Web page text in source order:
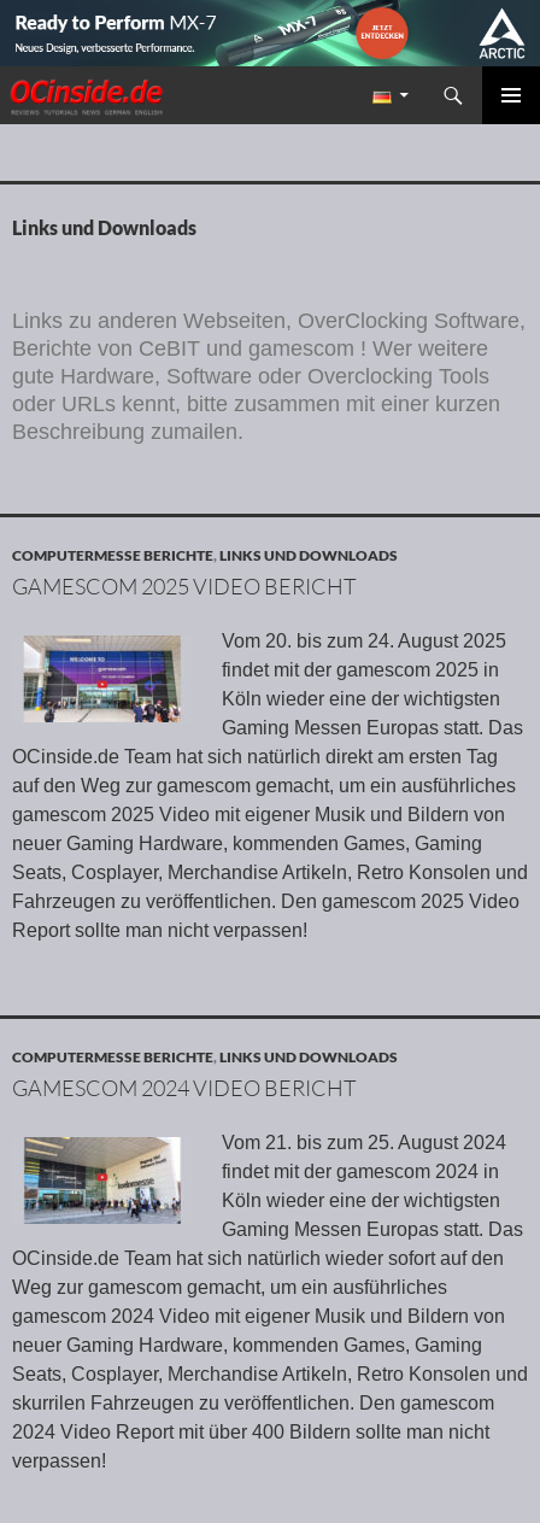
Redaktion ocinside.de PC Hardware Portal
Suchen
ZUM INHALT SPRINGEN
Links und Downloads
Links zu anderen Webseiten, OverClocking Software,
Berichte von CeBIT und gamescom ! Wer weitere
gute Hardware, Software oder Overclocking Tools
oder URLs kennt, bitte zusammen mit einer kurzen
Beschreibung zumailen.
COMPUTERMESSE BERICHTE,LINKS UND DOWNLOADS
GAMESCOM 2025 VIDEO BERICHT
Vom 20. bis zum 24. August 2025
findet mit der gamescom 2025 in
Köln wieder eine der wichtigsten
Gaming Messen Europas statt. Das
OCinside.de Team hat sich natürlich direkt am ersten Tag
auf den Weg zur gamescom gemacht, um ein ausführliches
gamescom 2025 Video mit eigener Musik und Bildern von
neuer Gaming Hardware, kommenden Games, Gaming
Seats, Cosplayer, Merchandise Artikeln, Retro Konsolen und
Fahrzeugen zu veröffentlichen. Den gamescom 2025 Video
Report sollte man nicht verpassen!
COMPUTERMESSE BERICHTE,LINKS UND DOWNLOADS
GAMESCOM 2024 VIDEO BERICHT
Vom 21. bis zum 25. August 2024
findet mit der gamescom 2024 in
Köln wieder eine der wichtigsten
Gaming Messen Europas statt. Das
OCinside.de Team hat sich natürlich wieder sofort auf den
Weg zur gamescom gemacht, um ein ausführliches
gamescom 2024 Video mit eigener Musik und Bildern von
neuer Gaming Hardware, kommenden Games, Gaming
Seats, Cosplayer, Merchandise Artikeln, Retro Konsolen und
skurrilen Fahrzeugen zu veröffentlichen. Den gamescom
2024 Video Report mit über 400 Bildern sollte man nicht
verpassen!